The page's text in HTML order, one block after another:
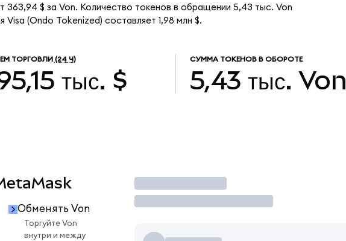
363,94 $ за Von. Количество токенов в обращении 5,43 тыс. Von
Visa (Ondo Tokenized) составляет 1,98 млн $.
ТОРГОВЛИ (24 Ч)
тыс. $
СУММА ТОКЕНОВ В ОБОРОТЕ
5,43 тыс. Von
Обменять Von
Торгуйте Von
внутри и между
Торговать